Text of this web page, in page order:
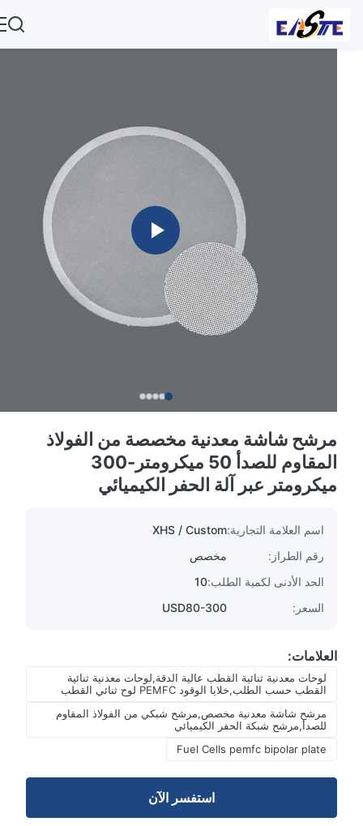
مرشح شاشة معدنية مخصصة من الفولاذ
المقاوم للصدأ 50 ميكرومتر-300
ميكرومتر عبر آلة الحفر الكيميائي
اسم العلامة التجارية:XHS / Custom
رقم الطراز:
مخصص
الحد الأدنى لكمية الطلب:10
السعر:
USD80-300
العلامات:
لوحات معدنية ثنائية القطب عالية الدقة,لوحات معدنية ثنائية
القطب حسب الطلب,خلايا الوقود PEMFC لوح ثنائي القطب
مرشح شاشة معدنية مخصص,مرشح شبكي من الفولاذ المقاوم
للصدأ,مرشح شبكة الحفر الكيميائي
Fuel Cells pemfc bipolar plate
استفسر الآن